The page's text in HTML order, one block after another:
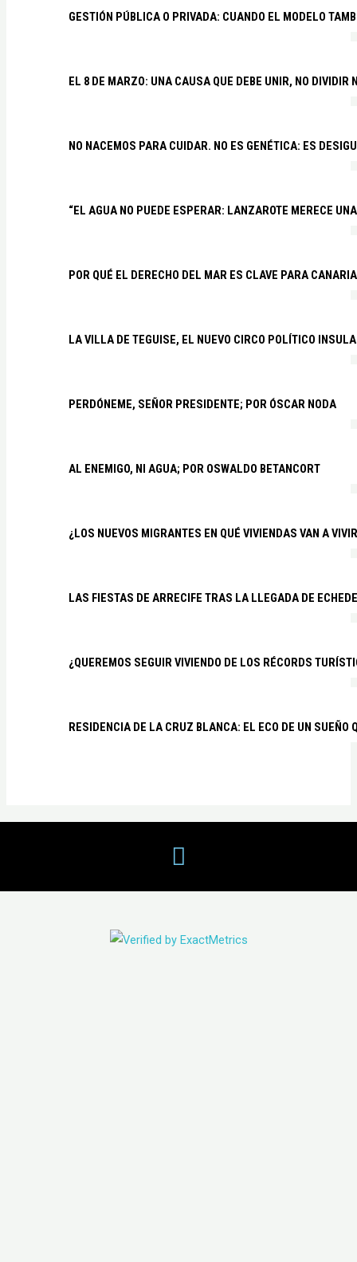
GESTIÓN PÚBLICA O PRIVADA: CUANDO EL MODELO
EL 8 DE MARZO: UNA CAUSA QUE DEBE UNIR, NO DIVIDIR
NO NACEMOS PARA CUIDAR. NO ES GENÉTICA: ES
“EL AGUA NO PUEDE ESPERAR: LANZAROTE MERECE
POR QUÉ EL DERECHO DEL MAR ES CLAVE PARA
LA VILLA DE TEGUISE, EL NUEVO CIRCO POLÍTICO
PERDÓNEME, SEÑOR PRESIDENTE; POR ÓSCAR NODA
AL ENEMIGO, NI AGUA; POR OSWALDO BETANCORT
¿LOS NUEVOS MIGRANTES EN QUÉ VIVIENDAS VAN A
LAS FIESTAS DE ARRECIFE TRAS LA LLEGADA DE
¿QUEREMOS SEGUIR VIVIENDO DE LOS RÉCORDS
RESIDENCIA DE LA CRUZ BLANCA: EL ECO DE UN SUEÑO